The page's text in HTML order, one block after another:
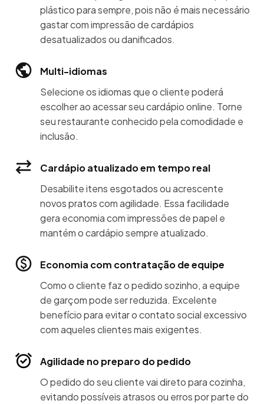
plástico para sempre, pois não é mais necessário
gastar com impressão de cardápios
desatualizados ou danificados.
Multi-idiomas
Selecione os idiomas que o cliente poderá
escolher ao acessar seu cardápio online. Torne
seu restaurante conhecido pela comodidade e
inclusão.
Cardápio atualizado em tempo real
Desabilite itens esgotados ou acrescente
novos pratos com agilidade. Essa facilidade
gera economia com impressões de papel e
mantém o cardápio sempre atualizado.
Economia com contratação de equipe
Como o cliente faz o pedido sozinho, a equipe
de garçom pode ser reduzida. Excelente
benefício para evitar o contato social excessivo
com aqueles clientes mais exigentes.
Agilidade no preparo do pedido
O pedido do seu cliente vai direto para cozinha,
evitando possíveis atrasos ou erros por parte do